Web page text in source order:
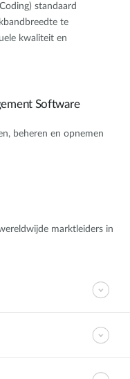
standaard
te
kwaliteit en
Software
beheren en opnemen
marktleiders in